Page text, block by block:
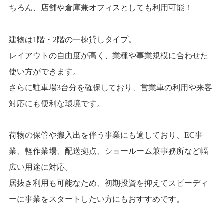
ちろん、店舗や倉庫兼オフィスとしても利用可能！
建物は1階・2階の一棟貸しタイプ。
レイアウトの自由度が高く、業種や事業規模に合わせた
使い方ができます。
さらに駐車場3台分を確保しており、営業車の利用や来客
対応にも便利な環境です。
荷物の保管や搬入出を伴う事業にも適しており、EC事
業、軽作業場、配送拠点、ショールーム兼事務所など幅
広い用途に対応。
居抜き利用も可能なため、初期投資を抑えてスピーディ
ーに事業をスタートしたい方にもおすすめです。